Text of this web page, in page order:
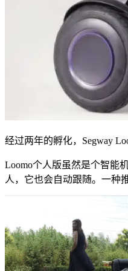
经过两年的孵化，Segway
Loomo个人版虽然是个智能
人，它也会自动跟随。一种